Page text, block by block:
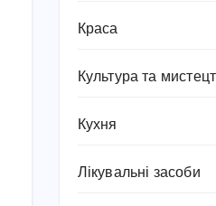
Краса
Культура та
Кухня
Лікувальні засоби